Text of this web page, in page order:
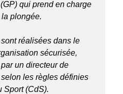
qui prend en charge
plongée.
réalisées dans le
sécurisée,
un directeur de
les règles définies
Sport (CdS).